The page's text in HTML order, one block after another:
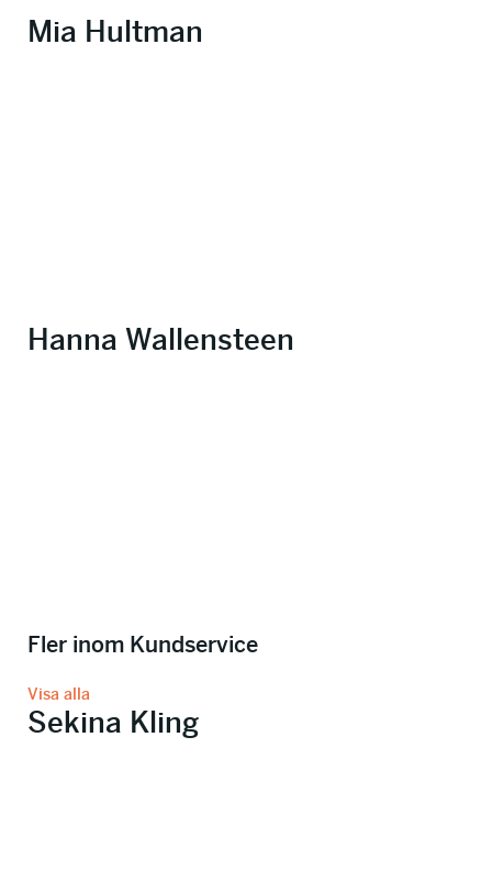
Mia Hultman
Hanna Wallensteen
Fler inom Kundservice
Visa alla
Sekina Kling